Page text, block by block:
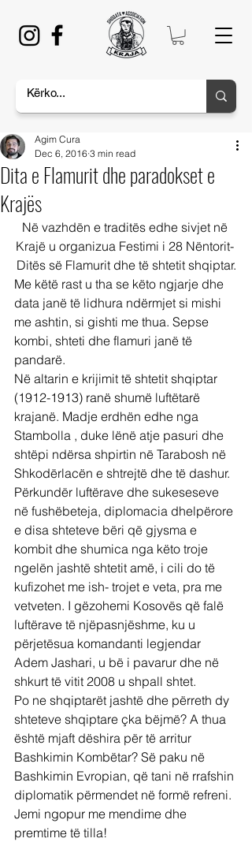
Dita e Flamurit dhe paradokset e
Krajës
Agim Cura
Dec 6, 2016 3 min read
Në vazhdën e traditës edhe sivjet në
Krajë u organizua Festimi i 28 Nëntorit-
Ditës së Flamurit dhe të shtetit shqiptar.
Me këtë rast u tha se këto ngjarje dhe
data janë të lidhura ndërmjet si mishi
me ashtin, si gishti me thua. Sepse
kombi, shteti dhe flamuri janë të
pandarë.
Në altarin e krijimit të shtetit shqiptar
(1912-1913) ranë shumë luftëtarë
krajanë. Madje erdhën edhe nga
Stambolla , duke lënë atje pasuri dhe
shtëpi ndërsa shpirtin në Tarabosh në
Shkodërlacën e shtrejtë dhe të dashur.
Përkundër luftërave dhe sukeseseve
në fushëbeteja, diplomacia dhelpërore
e disa shteteve bëri që gjysma e
kombit dhe shumica nga këto troje
ngelën jashtë shtetit amë, i cili do të
kufizohet me ish- trojet e veta, pra me
vetveten. I gëzohemi Kosovës që falë
luftërave të njëpasnjëshme, ku u
përjetësua komandanti legjendar
Adem Jashari, u bë i pavarur dhe në
shkurt të vitit 2008 u shpall shtet.
Po ne shqiptarët jashtë dhe përreth dy
shteteve shqiptare çka bëjmë? A thua
është mjaft dëshira për të arritur
Bashkimin Kombëtar? Së paku në
Bashkimin Evropian, që tani në rrafshin
diplomatik përmendet në formë refreni.
Jemi ngopur me mendime dhe
premtime të tilla!